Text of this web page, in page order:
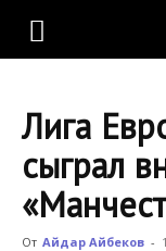
KLOOP.KG
Новости
Лига
сыграл
От Айдар Айбеков -